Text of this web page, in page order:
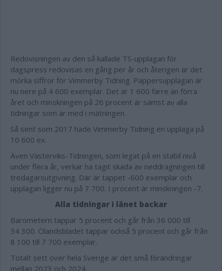
Redovisningen av den så kallade TS-upplagan för
dagspress redovisas en gång per år och återigen är det
mörka siffror för Vimmerby Tidning. Pappersupplagan är
nu nere på 4 600 exemplar. Det är 1 600 färre än förra
året och minskningen på 26 procent är sämst av alla
tidningar som är med i mätningen.
Så sent som 2017 hade Vimmerby Tidning en upplaga på
10 600 ex.
Även Västerviks-Tidningen, som legat på en stabil nivå
under flera år, verkar ha tagit skada av neddragningen till
tredagarsutgivning. Där är tappet -600 exemplar och
upplagan ligger nu på 7 700. I procent är minskningen -7.
Alla tidningar i länet backar
Barometern tappar 5 procent och går från 36 000 till
34 300. Ölandsbladet tappar också 5 procent och går från
8 100 till 7 700 exemplar.
Totalt sett över hela Sverige är det små förändringar
mellan 2023 och 2024.